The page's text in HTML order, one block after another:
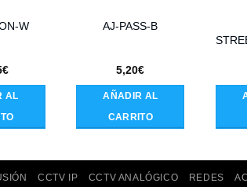
W
€
AL
AJ-PASS-B
5,20€
AÑADIR AL
CARRITO
CCTV IP CCTV ANALÓGICO REDES